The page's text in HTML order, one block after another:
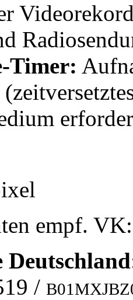
Timer:
empf.
Deutschland
/